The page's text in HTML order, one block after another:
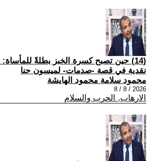
(14) حين تصبح كسرة الخبز بطلةً للمأساة:
نقدية في قصة -صدمات- لميسون حنا
محمود سلامة محمود الهايشة
2026 / 8 / 8
الارهاب, الحرب والسلام